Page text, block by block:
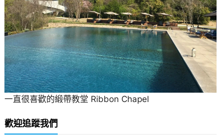
一直很喜歡的緞帶教堂 Ribbon Chapel
歡迎追蹤我們